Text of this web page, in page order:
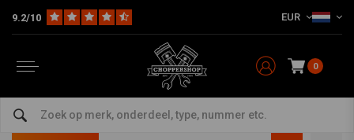
9.2/10 EUR
0
Producten getagd met racing
Home Tags racing